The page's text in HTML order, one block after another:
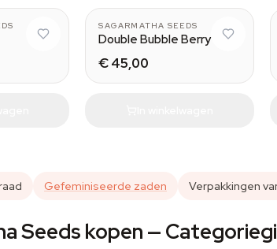
SAGARMATHA SEEDS
Double Bubble Berry
€ 45,00
Gefeminiseerde zaden Verpakkingen
Seeds kopen —